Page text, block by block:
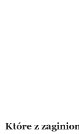
Które z